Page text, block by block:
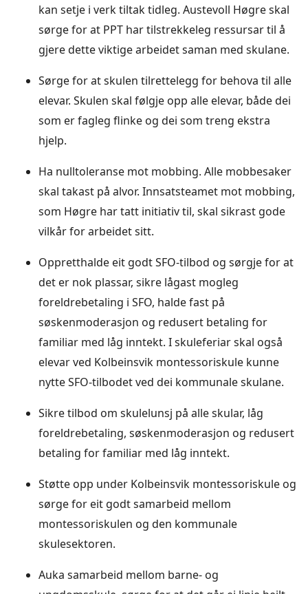
kan setje i verk tiltak tidleg. Austevoll Høgre skal
sørge for at PPT har tilstrekkeleg ressursar til å
gjere dette viktige arbeidet saman med skulane.
Sørge for at skulen tilrettelegg for behova til alle
elevar. Skulen skal følgje opp alle elevar, både dei
som er fagleg flinke og dei som treng ekstra
hjelp.
Ha nulltoleranse mot mobbing. Alle mobbesaker
skal takast på alvor. Innsatsteamet mot mobbing,
som Høgre har tatt initiativ til, skal sikrast gode
vilkår for arbeidet sitt.
Oppretthalde eit godt SFO-tilbod og sørgje for at
det er nok plassar, sikre lågast mogleg
foreldrebetaling i SFO, halde fast på
søskenmoderasjon og redusert betaling for
familiar med låg inntekt. I skuleferiar skal også
elevar ved Kolbeinsvik montessoriskule kunne
nytte SFO-tilbodet ved dei kommunale skulane.
Sikre tilbod om skulelunsj på alle skular, låg
foreldrebetaling, søskenmoderasjon og redusert
betaling for familiar med låg inntekt.
Støtte opp under Kolbeinsvik montessoriskule og
sørge for eit godt samarbeid mellom
montessoriskulen og den kommunale
skulesektoren.
Auka samarbeid mellom barne- og